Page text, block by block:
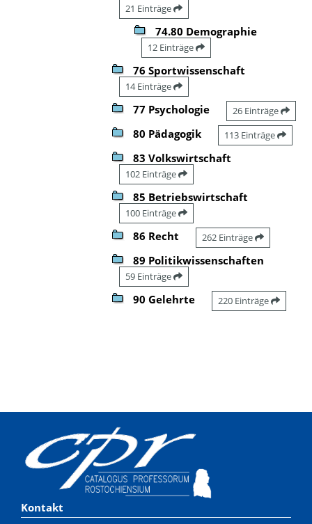
21 Einträge
74.80 Demographie
12 Einträge
76 Sportwissenschaft
14 Einträge
77 Psychologie 26 Einträge
80 Pädagogik 113 Einträge
83 Volkswirtschaft
102 Einträge
85 Betriebswirtschaft
100 Einträge
86 Recht 262 Einträge
89 Politikwissenschaften
59 Einträge
90 Gelehrte 220 Einträge
Kontakt